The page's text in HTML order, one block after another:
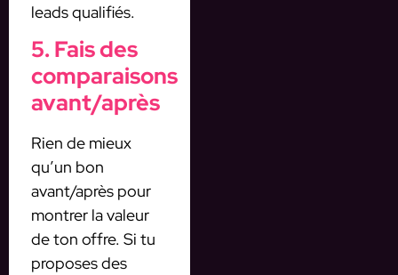
leads qualifiés.
5. Fais des
comparaisons
avant/après
Rien de mieux
qu’un bon
avant/après pour
montrer la valeur
de ton offre. Si tu
proposes des